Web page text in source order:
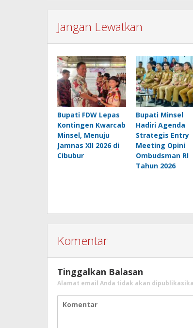
Jangan Lewatkan
Bupati FDW Lepas
Kontingen Kwarcab
Minsel, Menuju
Jamnas XII 2026 di
Cibubur
Bupati Minsel
Hadiri Agenda
Strategis Entry
Meeting Opini
Ombudsman RI
Tahun 2026
Komentar
Tinggalkan Balasan
Alamat email Anda tidak akan